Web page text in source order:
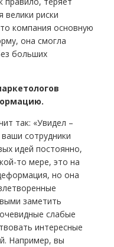
велики риски
компания основную
она смогла
больших
так: «Увидел –
сотрудники
идей постоянно,
то мере, это на
но она
заметить
слабые
интересные
Например, вы